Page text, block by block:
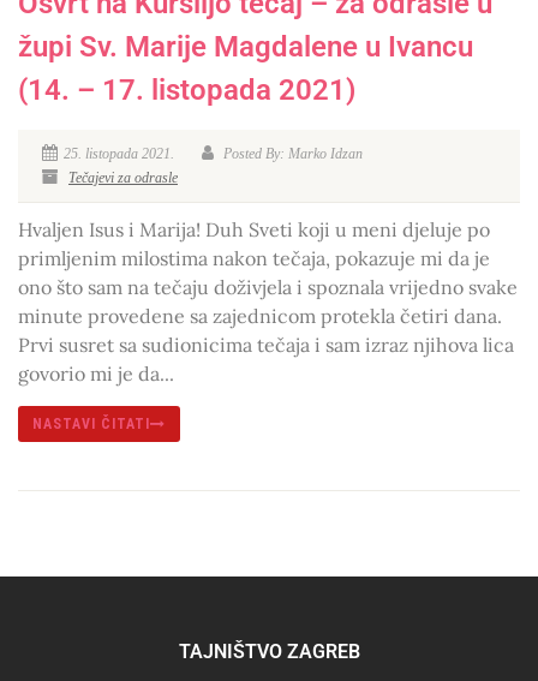
župi Sv. Marije Magdalene u Ivancu
(14. – 17. listopada 2021)
25. listopada 2021.
Posted By: Marko Idzan
Tečajevi za odrasle
Hvaljen Isus i Marija! Duh Sveti koji u meni djeluje po
primljenim milostima nakon tečaja, pokazuje mi da je
ono što sam na tečaju doživjela i spoznala vrijedno svake
minute provedene sa zajednicom protekla četiri dana.
Prvi susret sa sudionicima tečaja i sam izraz njihova lica
govorio mi je da...
NASTAVI ČITATI
TAJNIŠTVO ZAGREB